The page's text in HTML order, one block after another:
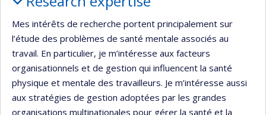
Mes intérêts de recherche portent principalement sur
l’étude des problèmes de santé mentale associés au
travail. En particulier, je m’intéresse aux facteurs
organisationnels et de gestion qui influencent la santé
physique et mentale des travailleurs. Je m’intéresse aussi
aux stratégies de gestion adoptées par les grandes
organisations multinationales pour gérer la santé et la